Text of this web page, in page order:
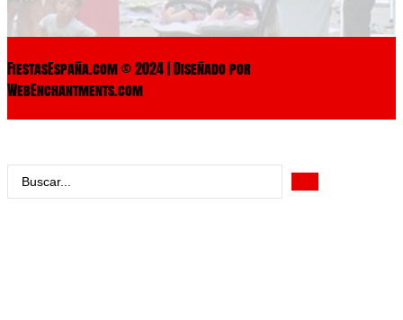
FiestasEspaña.com © 2024 | Diseñado por
WebEnchantments.com